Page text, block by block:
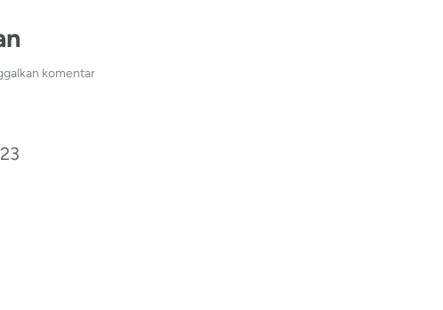
komentar